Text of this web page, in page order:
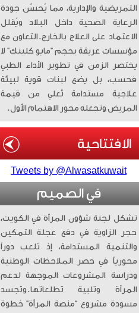
التمريضية والإدارية، مما يُحسّن جودة
الرعاية الصحية داخل البلاد ويُقلل
الاعتماد على العلاج بالخارج. ​التعاون مع
مؤسسات عريقة بحجم “مايو كلينك” لا
يختصر الزمن في تطوير الأداء الطبي
فحسب، بل يضع لبنات قوية لبيئة
علاجية مستدامة تُعلي من قيمة
المريض وتجعله محور الاهتمام الأول.
Tweets by @Alwasatkuwait
في الصميم
تشكل لجنة شؤون المرأة في الكويت،
حجر الزاوية في دفع عجلة التمكين
والتنمية المستدامة، إذ تلعب دوراً
محورياً في حصر الملاحظات الوطنية
ودراسة المشروعات الموجهة لدعم
المرأة وتلبية تطلعاتها. ​وتجسد
مسودة مشروع “منصة المرأة” خطوة